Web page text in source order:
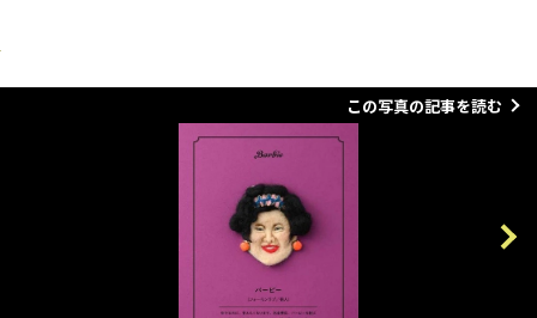
この写真の記事を読む
Next